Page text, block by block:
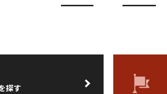
探す